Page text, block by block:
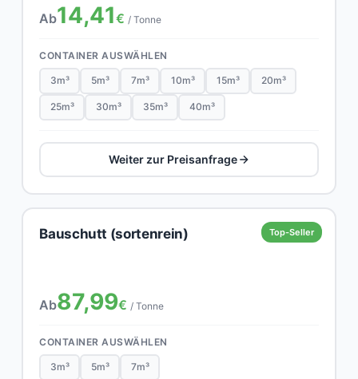
Ab14,41€ / Tonne
CONTAINER AUSWÄHLEN
3m³ 5m³ 7m³ 10m³ 15m³ 20m³
25m³ 30m³ 35m³ 40m³
Weiter zur Preisanfrage
Top-Seller
Bauschutt (sortenrein)
Ab87,99€ / Tonne
CONTAINER AUSWÄHLEN
3m³ 5m³ 7m³